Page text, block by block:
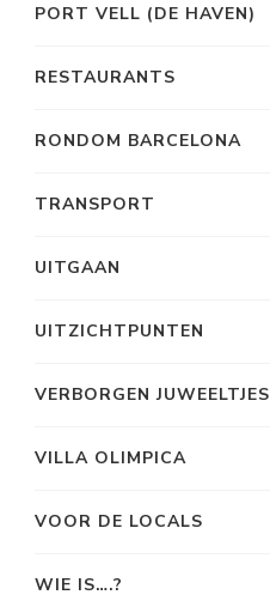
PORT VELL (DE HAVEN)
RESTAURANTS
RONDOM BARCELONA
TRANSPORT
UITGAAN
UITZICHTPUNTEN
VERBORGEN JUWEELTJES
VILLA OLIMPICA
VOOR DE LOCALS
WIE IS….?